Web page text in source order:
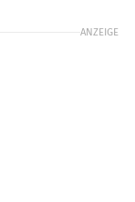
ANZEIGE